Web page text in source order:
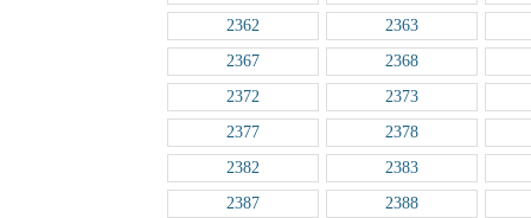
2362
2363
2367
2368
2372
2373
2377
2378
2382
2383
2387
2388